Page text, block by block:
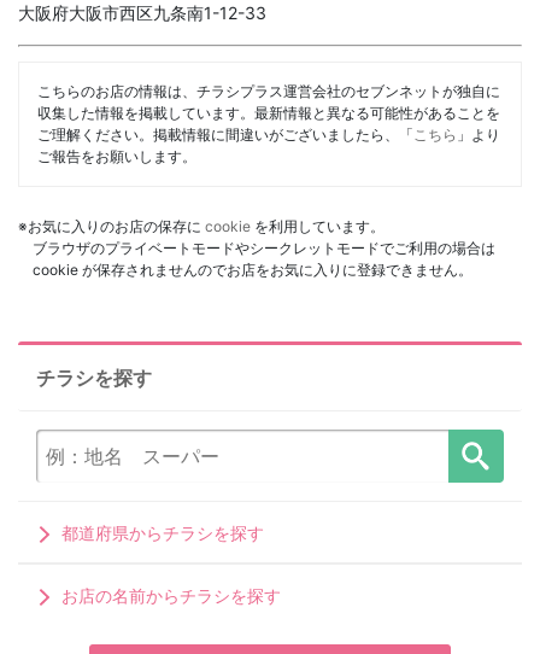
大阪府大阪市西区九条南1-12-33
こちらのお店の情報は、チラシプラス運営会社のセブンネットが独自に
収集した情報を掲載しています。最新情報と異なる可能性があることを
ご理解ください。掲載情報に間違いがございましたら、「 こちら 」より
ご報告をお願いします。
※お気に入りのお店の保存に cookie を利用しています。
ブラウザのプライベートモードやシークレットモードでご利用の場合は
cookie が保存されませんのでお店をお気に入りに登録できません。
チラシを探す
都道府県からチラシを探す
お店の名前からチラシを探す